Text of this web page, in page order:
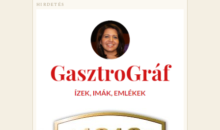
HIRDETÉS